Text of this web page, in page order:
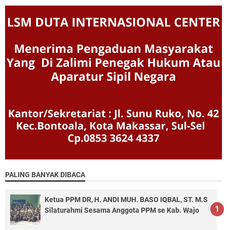
PALING BANYAK DIBACA
Ketua PPM DR, H. ANDI MUH. BASO IQBAL, ST. M.S
Silaturahmi Sesama Anggota PPM se Kab. Wajo